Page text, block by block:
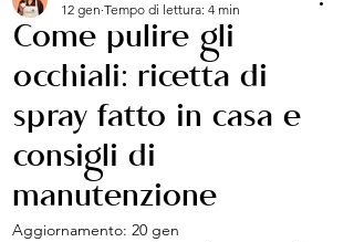
Come pulire gli
occhiali: ricetta di
spray fatto in casa e
consigli di
manutenzione
12 gen Tempo di lettura: 4 min
Aggiornamento: 20 gen